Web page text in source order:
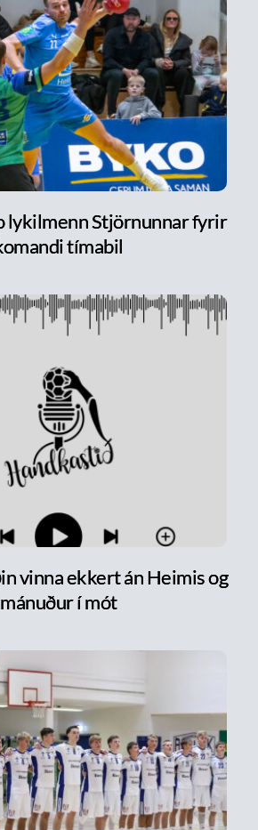
lykilmenn Stjörnunnar fyrir
tímabil
vinna ekkert án Heimis og
mánuður í mót